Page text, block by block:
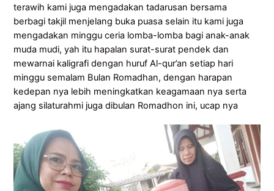
terawih kami juga mengadakan tadarusan bersama
berbagi takjil menjelang buka puasa selain itu kami juga
mengadakan minggu ceria lomba-lomba bagi anak-anak
muda mudi, yah itu hapalan surat-surat pendek dan
mewarnai kaligrafi dengan huruf Al-qur’an setiap hari
minggu semalam Bulan Romadhan, dengan harapan
kedepan nya lebih meningkatkan keagamaan nya serta
ajang silaturahmi juga dibulan Romadhon ini, ucap nya